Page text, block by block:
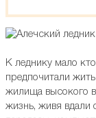
К леднику мало
предпочитали
жилища высокого
жизнь, живя вдали